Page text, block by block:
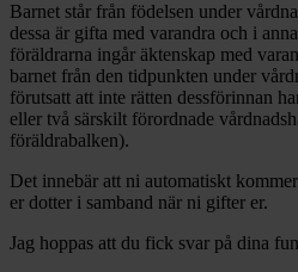
Barnet står från födelsen under
dessa är gifta med varandra och i
föräldrarna ingår äktenskap med
barnet från den tidpunkten under
förutsatt att inte rätten dessförinnan
eller två särskilt förordnade
föräldrabalken).
Det innebär att ni automatiskt
er dotter i samband när ni gifter er.
Jag hoppas att du fick svar på dina